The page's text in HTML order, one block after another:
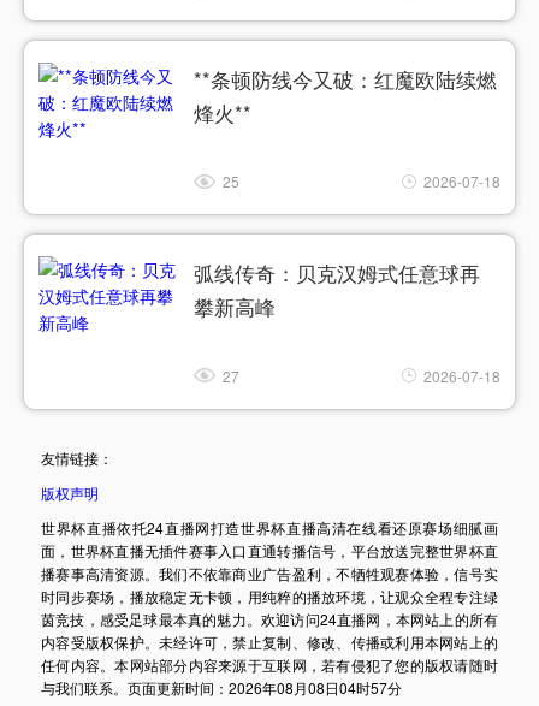
**条顿防线今又破：红魔欧陆续燃
烽火**
25 2026-07-18
弧线传奇：贝克汉姆式任意球再
攀新高峰
27 2026-07-18
友情链接：
版权声明
世界杯直播依托24直播网打造世界杯直播高清在线看还原赛场细腻画
面，世界杯直播无插件赛事入口直通转播信号，平台放送完整世界杯直
播赛事高清资源。我们不依靠商业广告盈利，不牺牲观赛体验，信号实
时同步赛场，播放稳定无卡顿，用纯粹的播放环境，让观众全程专注绿
茵竞技，感受足球最本真的魅力。欢迎访问24直播网，本网站上的所有
内容受版权保护。未经许可，禁止复制、修改、传播或利用本网站上的
任何内容。本网站部分内容来源于互联网，若有侵犯了您的版权请随时
与我们联系。页面更新时间：2026年08月08日04时57分